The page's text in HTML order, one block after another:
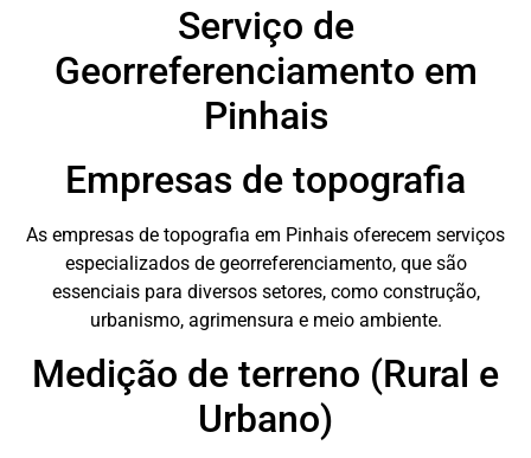
Serviço de
Georreferenciamento em
Pinhais
Empresas de topografia
As empresas de topografia em Pinhais oferecem serviços
especializados de georreferenciamento, que são
essenciais para diversos setores, como construção,
urbanismo, agrimensura e meio ambiente.
Medição de terreno (Rural e
Urbano)